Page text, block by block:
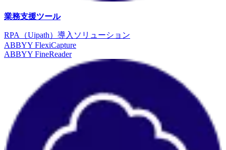
業務支援ツール
RPA（Uipath）導入ソリューション
ABBYY FlexiCapture
ABBYY FineReader